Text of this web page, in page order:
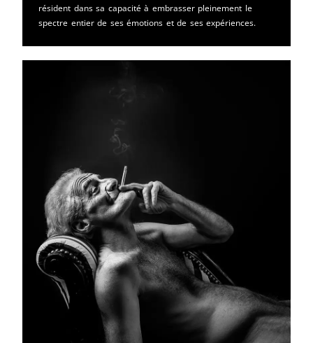
résident dans sa capacité à embrasser pleinement le
spectre entier de ses émotions et de ses expériences.